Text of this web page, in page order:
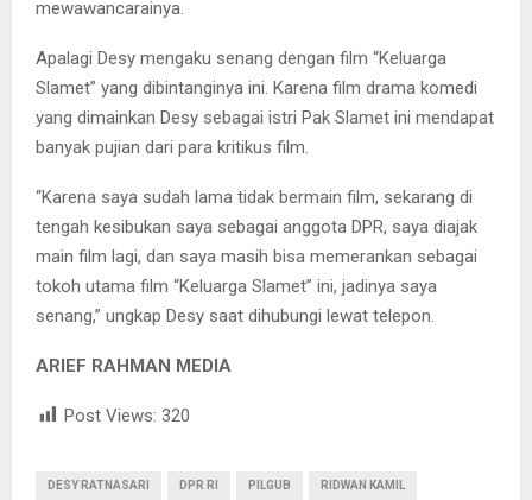
mewawancarainya.
Apalagi Desy mengaku senang dengan film “Keluarga
Slamet” yang dibintanginya ini. Karena film drama komedi
yang dimainkan Desy sebagai istri Pak Slamet ini mendapat
banyak pujian dari para kritikus film.
“Karena saya sudah lama tidak bermain film, sekarang di
tengah kesibukan saya sebagai anggota DPR, saya diajak
main film lagi, dan saya masih bisa memerankan sebagai
tokoh utama film “Keluarga Slamet” ini, jadinya saya
senang,” ungkap Desy saat dihubungi lewat telepon.
ARIEF RAHMAN MEDIA
Post Views: 320
DESY RATNASARI DPR RI PILGUB RIDWAN KAMIL